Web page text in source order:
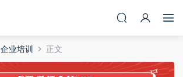
企业培训 正文